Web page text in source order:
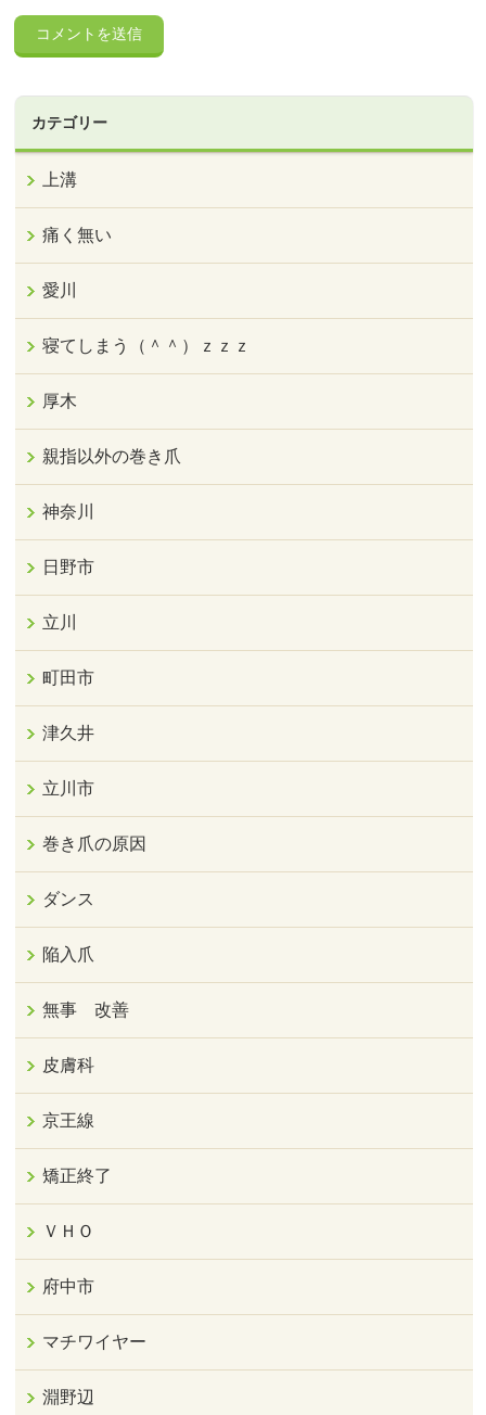
カテゴリー
上溝
痛く無い
愛川
寝てしまう（＾＾）ｚｚｚ
厚木
親指以外の巻き爪
神奈川
日野市
立川
町田市
津久井
立川市
巻き爪の原因
ダンス
陥入爪
無事 改善
皮膚科
京王線
矯正終了
ＶＨＯ
府中市
マチワイヤー
淵野辺